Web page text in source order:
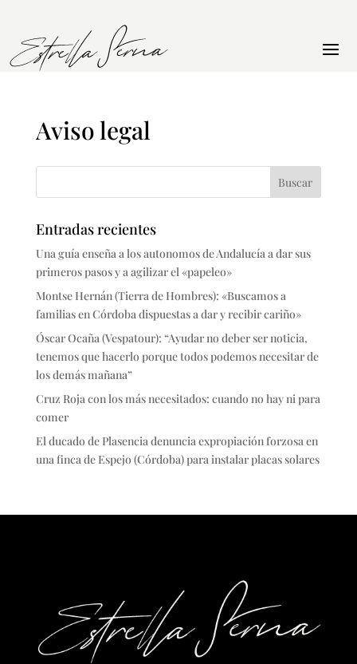
Aviso legal
Entradas recientes
Una guía enseña a los autonomos de Andalucía a dar sus
primeros pasos y a agilizar el «papeleo»
Montse Hernán (Tierra de Hombres): «Buscamos a
familias en Córdoba dispuestas a dar y recibir cariño»
Óscar Ocaña (Vespatour): “Ayudar no deber ser noticia,
tenemos que hacerlo porque todos podemos necesitar de
los demás mañana”
Cruz Roja con los más necesitados: cuando no hay ni para
comer
El ducado de Plasencia denuncia expropiación forzosa en
una finca de Espejo (Córdoba) para instalar placas solares